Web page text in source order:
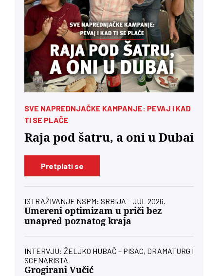
SVE NAPREDNJAČKE KAMPANJE: PEVAJ I KAD
TI SE PLAČE
Raja pod šatru, a oni u Dubai
Pretplati se
ISTRAŽIVANJE NSPM: SRBIJA – JUL 2026.
Umereni optimizam u priči bez
unapred poznatog kraja
INTERVJU: ŽELJKO HUBAČ – PISAC, DRAMATURG I
SCENARISTA
Grogirani Vučić